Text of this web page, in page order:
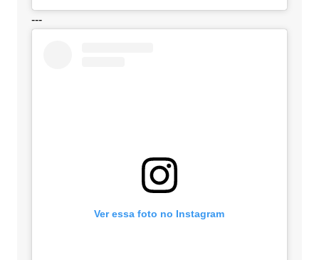
---
Ver essa foto no Instagram